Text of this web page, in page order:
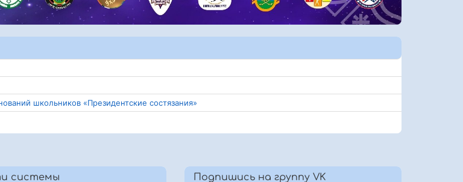
школьников «Президентские состязания»
системы Подпишись на группу VK